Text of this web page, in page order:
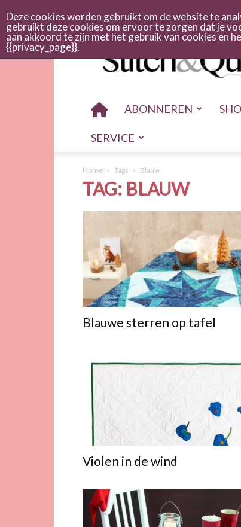
Stitch
quilt
ABONNEREN
SERVICE
Home Tags Blauw
TAG: BLAUW
Blauwe sterren op tafel
Violen in de wind
Deze cookies worden gebruikt om de website te
gebruikt deze cookies om ervoor te zorgen dat je
aan akkoord te zijn met het gebruik van cookies en
{{privacy_page}}.